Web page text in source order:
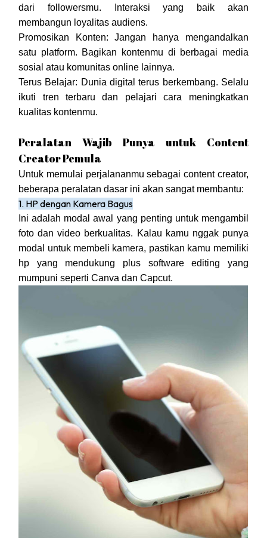
dari followersmu. Interaksi yang baik akan
membangun loyalitas audiens.
Promosikan Konten: Jangan hanya mengandalkan
satu platform. Bagikan kontenmu di berbagai media
sosial atau komunitas online lainnya.
Terus Belajar: Dunia digital terus berkembang. Selalu
ikuti tren terbaru dan pelajari cara meningkatkan
kualitas kontenmu.
Peralatan Wajib Punya untuk Content
Creator Pemula
Untuk memulai perjalananmu sebagai content creator,
beberapa peralatan dasar ini akan sangat membantu:
1. HP dengan Kamera Bagus
Ini adalah modal awal yang penting untuk mengambil
foto dan video berkualitas. Kalau kamu nggak punya
modal untuk membeli kamera, pastikan kamu memiliki
hp yang mendukung plus software editing yang
mumpuni seperti Canva dan Capcut.